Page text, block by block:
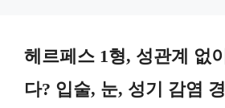
헤르페스 1형, 성관계 없
다? 입술, 눈, 성기 감염